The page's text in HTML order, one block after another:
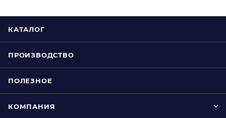
КАТАЛОГ
ПРОИЗВОДСТВО
ПОЛЕЗНОЕ
КОМПАНИЯ